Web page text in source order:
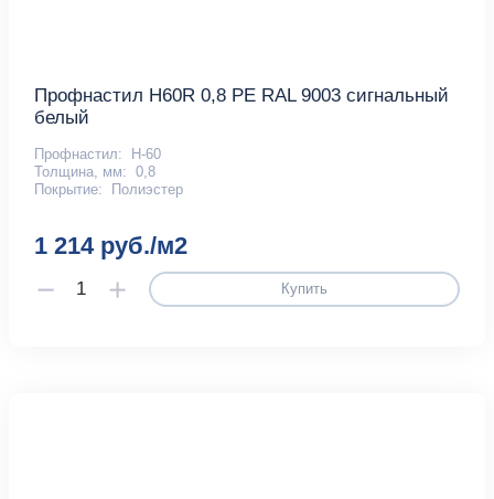
Профнастил H60R 0,8 PE RAL 9003 сигнальный
белый
Профнастил:
Н-60
Толщина, мм: 0,8
Покрытие:
Полиэстер
1 214 руб./м2
Купить